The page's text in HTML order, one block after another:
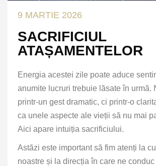
9 MARTIE 2026
SACRIFICIUL
ATAȘAMENTELOR
Energia acestei zile poate aduce
anumite lucruri trebuie lăsate în urmă.
printr-un gest dramatic, ci printr-o
ca unele aspecte ale vieții să nu mai
Aici apare intuiția sacrificiului.
Astăzi este important să fim atenți la
noastre și la direcția în care ne